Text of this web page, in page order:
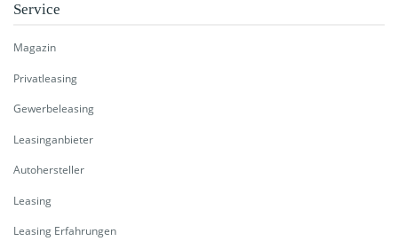
Service
Magazin
Privatleasing
Gewerbeleasing
Leasinganbieter
Autohersteller
Leasing
Leasing Erfahrungen